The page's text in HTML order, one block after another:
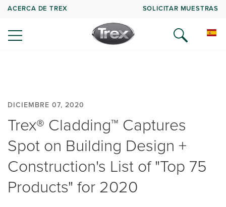
ACERCA DE TREX SOLICITAR MUESTRAS
DICIEMBRE 07, 2020
Trex® Cladding™ Captures
Spot on Building Design +
Construction's List of "Top 75
Products" for 2020